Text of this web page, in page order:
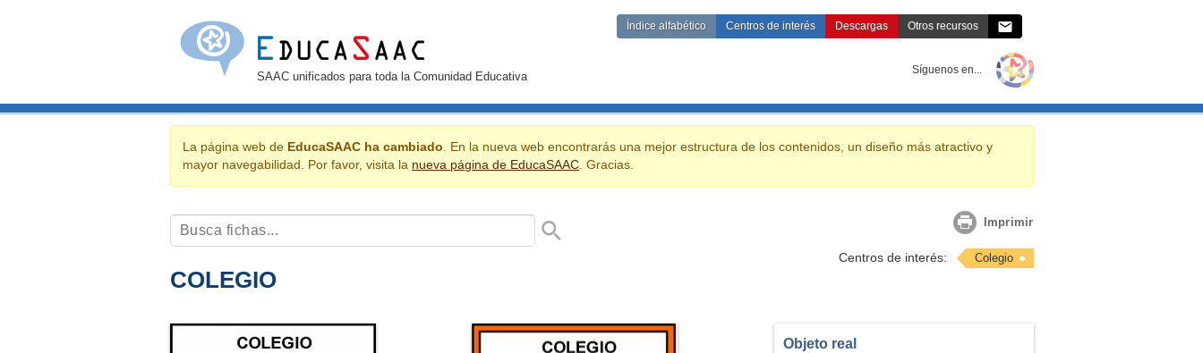
SAAC unificados para toda la Comunidad Educativa
Índice alfabético Centros de interés Descargas Otrosrecursos Contacto
Síguenos en...
La página web de EducaSAAC ha cambiado . En la nueva web encontrarás una mejor estructura de los contenidos, un diseño más atractivo y
mayor navegabilidad. Por favor, visita la nueva página de EducaSAAC . Gracias.
Palabra o letra:
EducaSAAC
Un proyecto que unifica losSAACpara toda la Comunidad Educativa: alumnado, profesionales, familias...
COLEGIO
Centros de interés: Colegio
Imprimir
Pictograma (blanco y negro) Pictograma (color) Objeto real